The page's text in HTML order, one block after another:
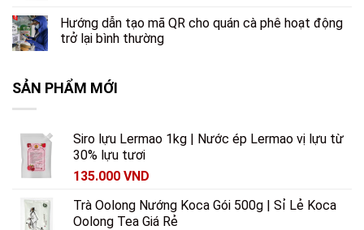
Hướng dẫn tạo mã QR cho quán cà phê hoạt động
trở lại bình thường
SẢN PHẨM MỚI
Siro lựu Lermao 1kg | Nước ép Lermao vị lựu từ
30% lựu tươi
135.000 VND
Trà Oolong Nướng Koca Gói 500g | Sỉ Lẻ Koca
Oolong Tea Giá Rẻ